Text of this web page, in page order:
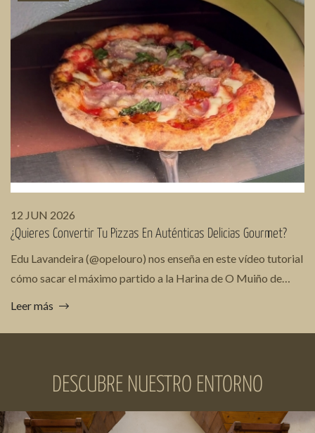
12 JUN 2026
¿Quieres Convertir Tu Pizzas En Auténticas Delicias Gourmet?
Edu Lavandeira (@opelouro) nos enseña en este vídeo tutorial
cómo sacar el máximo partido a la Harina de O Muiño de
Leer más
DESCUBRE NUESTRO ENTORNO